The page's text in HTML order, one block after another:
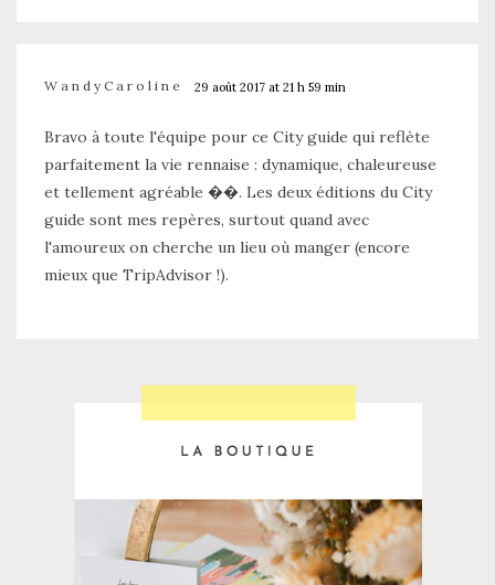
WandyCaroline 29 août 2017 at 21 h 59 min
Bravo à toute l'équipe pour ce City guide qui reflète
parfaitement la vie rennaise : dynamique, chaleureuse
et tellement agréable ��. Les deux éditions du City
guide sont mes repères, surtout quand avec
l'amoureux on cherche un lieu où manger (encore
mieux que TripAdvisor !).